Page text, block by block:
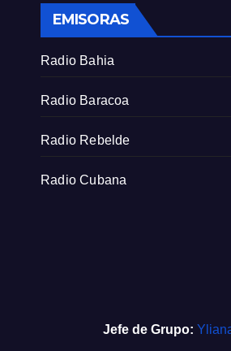
EMISORAS
Radio Bahia
Radio Baracoa
Radio Rebelde
Radio Cubana
Jefe de Grupo: